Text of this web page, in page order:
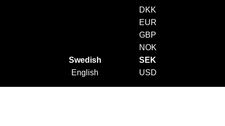
Swedish
English
DKK
EUR
GBP
NOK
SEK
USD